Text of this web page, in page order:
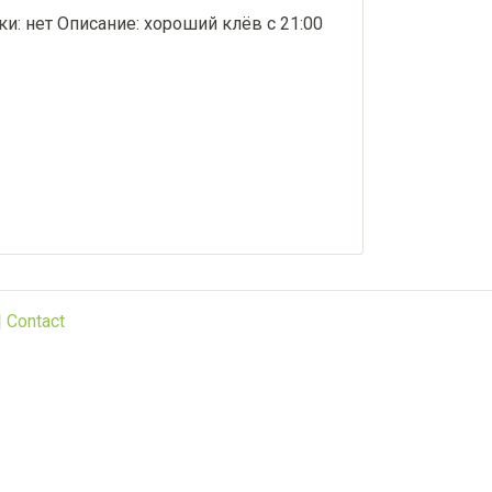
нет Описание: хороший клёв с 21:00
Contact